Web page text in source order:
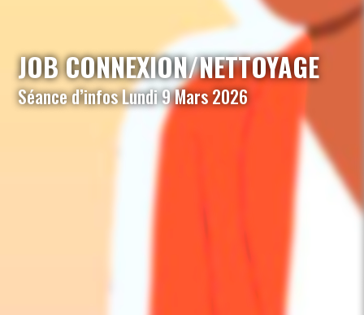
JOB CONNEXION/NETTOYAGE
Séance d’infos Lundi 9 Mars 2026